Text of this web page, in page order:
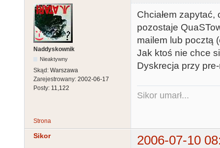
Naddyskownik
Nieaktywny
Skąd: Warszawa
Zarejestrowany: 2002-06-17
Posty: 11,122
Chciałem zapytać,
pozostaje
mailem lub pocztą
Jak ktoś nie chce
Dyskrecja przy
Sikor umarł...
Strona
Sikor 2006-07-10